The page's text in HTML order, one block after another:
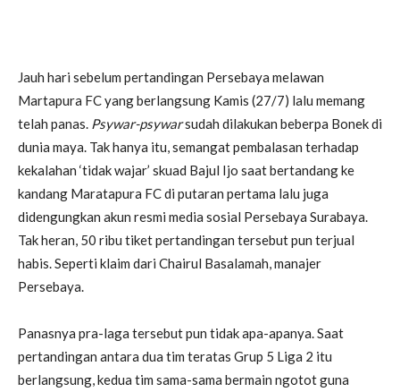
Jauh hari sebelum pertandingan Persebaya melawan
Martapura FC yang berlangsung Kamis (27/7) lalu memang
telah panas. Psywar-psywarsudah dilakukan beberpa Bonek di
dunia maya. Tak hanya itu, semangat pembalasan terhadap
kekalahan ‘tidak wajar’ skuad Bajul Ijo saat bertandang ke
kandang Maratapura FC di putaran pertama lalu juga
didengungkan akun resmi media sosial Persebaya Surabaya.
Tak heran, 50 ribu tiket pertandingan tersebut pun terjual
habis. Seperti klaim dari Chairul Basalamah, manajer
Persebaya.
Panasnya pra-laga tersebut pun tidak apa-apanya. Saat
pertandingan antara dua tim teratas Grup 5 Liga 2 itu
berlangsung, kedua tim sama-sama bermain ngotot guna